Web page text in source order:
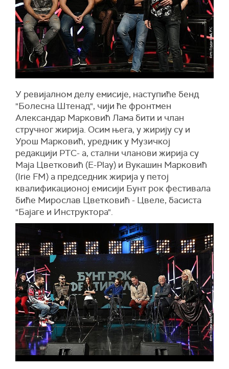
У ревијалном делу емисије, наступиће бенд
"Болесна Штенад", чији ће фронтмен
Александар Марковић Лама бити и члан
стручног жирија. Осим њега, у жирију су и
Урош Марковић, уредник у Музичкој
редакцији РТС- а, стални чланови жирија су
Маја Цветковић (E-Play) и Вукашин Марковић
(Irie FM) а председник жирија у петој
квалификационој емисији Бунт рок фестивала
биће Мирослав Цветковић - Цвеле, басиста
"Бајаге и Инструктора".